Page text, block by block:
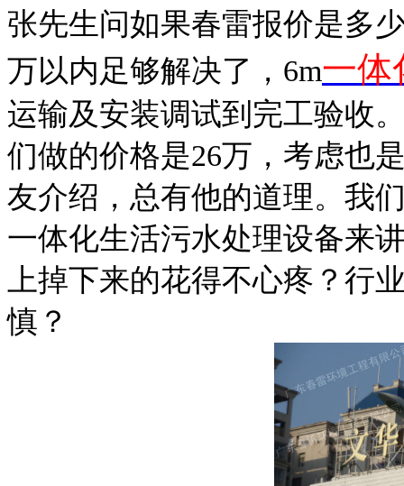
张先生问如果春雷报价是多
万以内足够解决了， 6m一体
运输及安装调试到完工验收
们做的价格是26万，考虑也
友介绍，总有他的道理。我
一体化生活污水处理设备来
上掉下来的花得不心疼？行
慎？